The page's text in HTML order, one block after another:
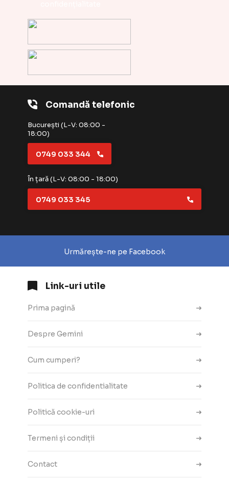
Comandă telefonic
București (L-V: 08:00 -
18:00)
0749 033 344
În țară (L-V: 08:00 - 18:00)
0749 033 345
Urmărește-ne pe Facebook
Link-uri utile
Prima pagină
Despre Gemini
Cum cumperi?
Politica de confidentialitate
Politică cookie-uri
Termeni și condiții
Contact